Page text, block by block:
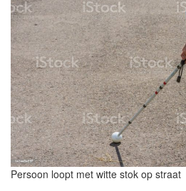
Persoon loopt met witte stok op straat